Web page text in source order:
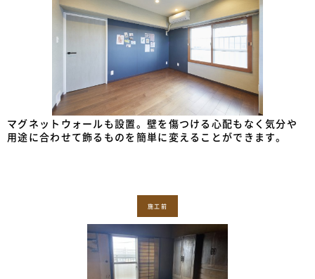
マグネットウォールも設置。壁を傷つける心配もなく気分や
用途に合わせて飾るものを簡単に変えることができます。
施工前